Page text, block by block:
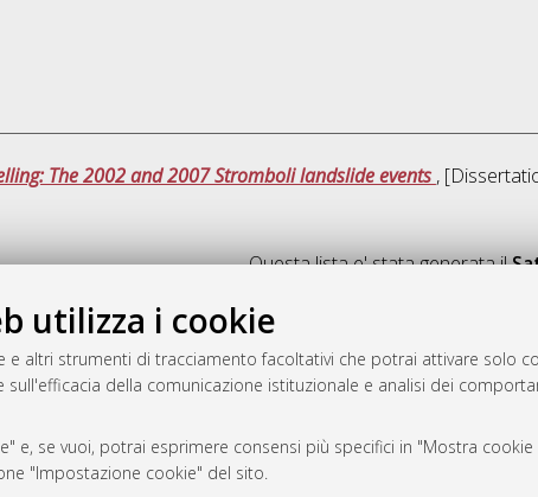
utilizza i cookie
altri strumenti di tracciamento facoltativi che potrai attivare solo
della comunicazione istituzionale e analisi dei
e, se vuoi, potrai esprimere consensi più specifici in "Mostra
"Impostazione cookie" del sito.
The 2002 and 2007 Stromboli landslide events ,
Questa lista e' stata generata il